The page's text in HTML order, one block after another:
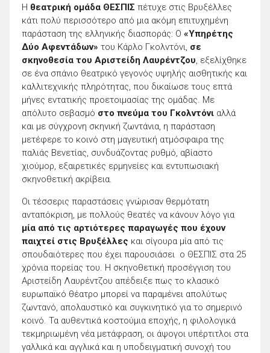
Η θεατρική ομάδα ΘΕΣΠΙΣ πέτυχε στις Βρυξέλλες
κάτι πολύ περισσότερο από μια ακόμη επιτυχημένη
παράσταση της ελληνικής διασποράς: Ο «Υπηρέτης
Δύο Αφεντάδων» του Κάρλο Γκολντόνι, σε
σκηνοθεσία του Αριστείδη Λαυρέντζου , εξελίχθηκε
σε ένα σπάνιο θεατρικό γεγονός υψηλής αισθητικής και
καλλιτεχνικής πληρότητας, που δικαίωσε τους επτά
μήνες εντατικής προετοιμασίας της ομάδας. Με
απόλυτο σεβασμό στο πνεύμα του Γκολντόνι αλλά
και με σύγχρονη σκηνική ζωντάνια, η παράσταση
μετέφερε το κοινό στη μαγευτική ατμόσφαιρα της
παλιάς Βενετίας, συνδυάζοντας ρυθμό, αβίαστο
χιούμορ, εξαιρετικές ερμηνείες και εντυπωσιακή
σκηνοθετική ακρίβεια.
Οι τέσσερις παραστάσεις γνώρισαν θερμότατη
ανταπόκριση, με πολλούς θεατές να κάνουν λόγο για
μία από τις αρτιότερες παραγωγές που έχουν
παιχτεί στις Βρυξέλλες και σίγουρα μία από τις
σπουδαιότερες που έχει παρουσιάσει ο ΘΕΣΠΙΣ στα 25
χρόνια πορείας του. Η σκηνοθετική προσέγγιση του
Αριστείδη Λαυρέντζου απέδειξε πως το κλασικό
ευρωπαϊκό θέατρο μπορεί να παραμένει απολύτως
ζωντανό, απολαυστικό και συγκινητικό για το σημερινό
κοινό. Τα αυθεντικά κοστούμια εποχής, η φιλολογικά
τεκμηριωμένη νέα μετάφραση, οι άψογοι υπέρτιτλοι στα
γαλλικά και αγγλικά και η υποδειγματική συνοχή του